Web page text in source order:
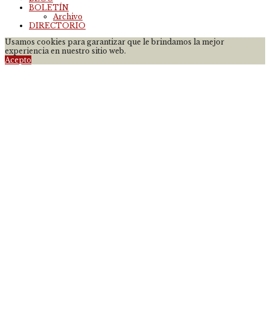
BOLETÍN
Archivo
DIRECTORIO
Usamos cookies para garantizar que le brindamos la mejor
experiencia en nuestro sitio web.
Acepto